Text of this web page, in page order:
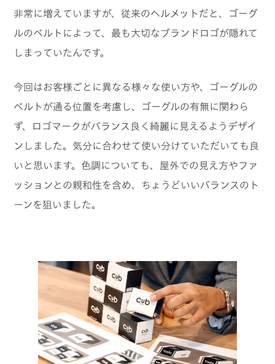
非常に増えていますが、従来のヘルメットだと、ゴーグ
ルのベルトによって、最も大切なブランドロゴが隠れて
しまっていたんです。
今回はお客様ごとに異なる様々な使い方や、ゴーグルの
ベルトが通る位置を考慮し、ゴーグルの有無に関わら
ず、ロゴマークがバランス良く綺麗に見えるようデザイ
ンしました。気分に合わせて使い分けていただいても良
いと思います。色調についても、屋外での見え方やファ
ッションとの親和性を含め、ちょうどいいバランスのト
ーンを狙いました。